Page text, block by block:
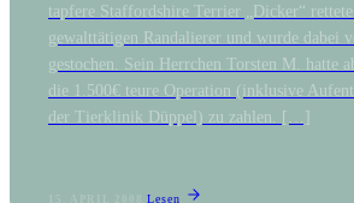
tapfere Staffordshire Terrier „Dicker“
gewalttätigen Randalierer und wurde dabei
gestochen. Sein Herrchen Torsten M. hatte
die 1.500€ teure Operation (inklusive
der Tierklinik Düppel) zu zahlen. […]
Lesen